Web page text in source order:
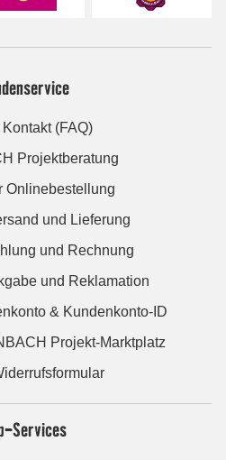
(FAQ)
Projektberatung
Onlinebestellung
und Lieferung
und Rechnung
und Reklamation
& Kundenkonto-ID
Projekt-Marktplatz
Services